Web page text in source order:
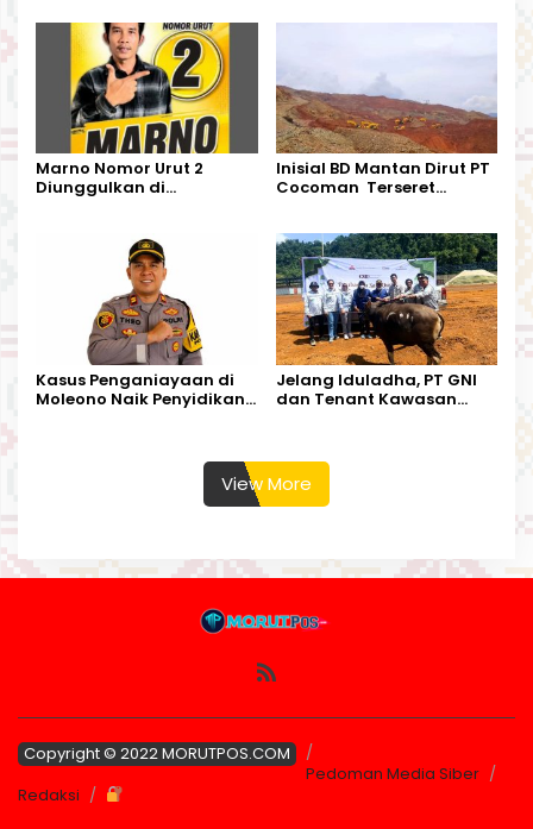
Kecamatan Petbar
Marno Nomor Urut 2
Diunggulkan di
Harapan Warga
Inisial BD Mantan Dirut PT
Cocoman Terseret
Kalimantan Barat
Kasus Penganiayaan di
Moleono Naik Penyidikan,
Jelang Iduladha, PT GNI
dan Tenant Kawasan
View More
Copyright © 2022 MORUTPOS.COM
Pedoman Media Siber
Redaksi